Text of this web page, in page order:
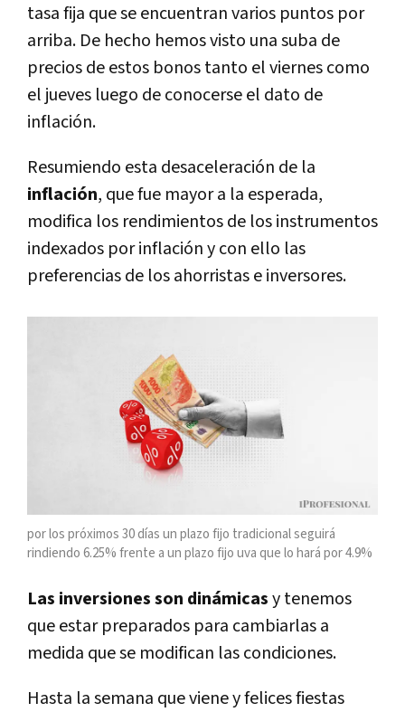
tasa fija que se encuentran varios puntos por
arriba. De hecho hemos visto una suba de
precios de estos bonos tanto el viernes como
el jueves luego de conocerse el dato de
inflación.
Resumiendo esta desaceleración de la
inflación, que fue mayor a la esperada,
modifica los rendimientos de los instrumentos
indexados por inflación y con ello las
preferencias de los ahorristas e inversores.
por los próximos 30 días un plazo fijo tradicional seguirá
rindiendo 6.25% frente a un plazo fijo uva que lo hará por 4.9%
Las inversiones son dinámicasy tenemos
que estar preparados para cambiarlas a
medida que se modifican las condiciones.
Hasta la semana que viene y felices fiestas